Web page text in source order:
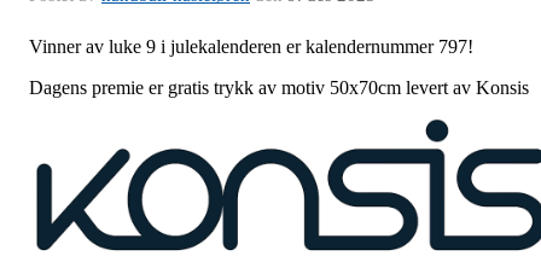
Vinner av luke 9 i julekalenderen er kalendernummer 797!
Dagens premie er gratis trykk av motiv 50x70cm levert av Konsis